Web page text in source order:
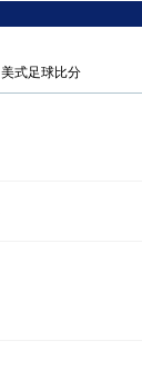
美式足球比分